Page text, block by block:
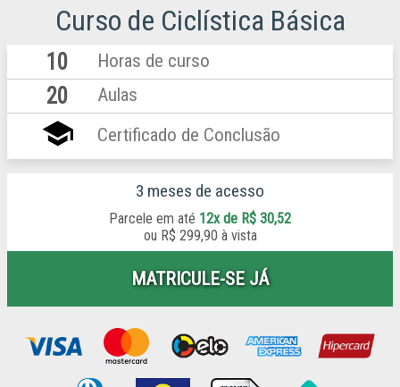
Curso de Ciclística Básica
10 Horas de curso
20 Aulas
school Certificado de Conclusão
3 meses de acesso
Parcele em até 12x de R$ 30,52
ou R$ 299,90 à vista
MATRICULE-SE JÁ